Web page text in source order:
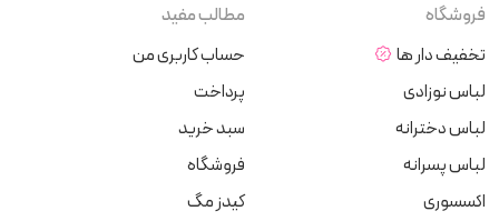
فروشگاه
تخفیف دار ها
لباس نوزادی
لباس دخترانه
لباس پسرانه
اکسسوری
مطالب مفید
حساب کاربری من
پرداخت
سبد خرید
فروشگاه
کیدز مگ